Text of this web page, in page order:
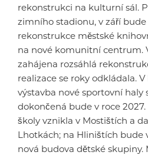
rekonstrukci na kulturní sál.
zimního stadionu, v září
rekonstrukce městské
na nové komunitní centrum.
zahájena rozsáhlá
realizace se roky odkládala.
výstavba nové sportovní haly
dokončená bude v roce
školy vznikla v Mostištích a
Lhotkách; na Hliništích bude
nová budova dětské skupiny.